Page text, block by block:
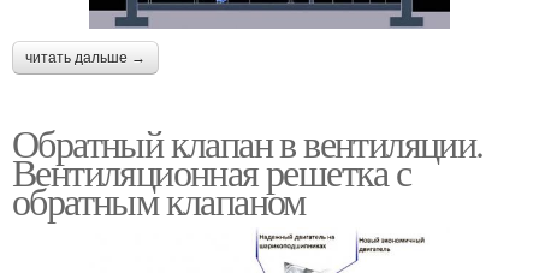
читать дальше →
Обратный клапан в вентиляции.
Вентиляционная решетка с
обратным клапаном